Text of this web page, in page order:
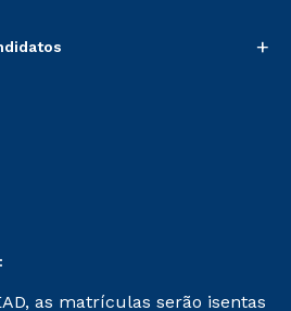
+
as matrículas serão isentas